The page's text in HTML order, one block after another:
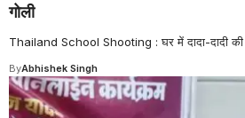
गोली
Thailand School Shooting : घर में दादा-दादी की
ByAbhishek Singh